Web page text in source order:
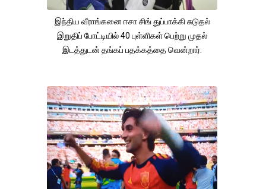
இந்திய வீராங்கனை ஈசா சிங் துப்பாக்கி சுடுதல்
இறுதிப் போட்டியில் 40 புள்ளிகள் பெற்று முதல்
இடத்துடன் தங்கப் பதக்கத்தை வென்றார்.